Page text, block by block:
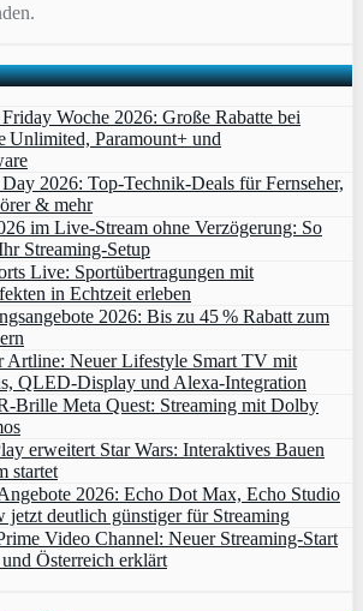
Woche 2026: Große Rabatte bei
Unlimited, Paramount+ und
2026: Top-Technik-Deals für Fernseher,
& mehr
im Live-Stream ohne Verzögerung: So
Streaming-Setup
Live: Sportübertragungen mit
in Echtzeit erleben
2026: Bis zu 45 % Rabatt zum
Artline: Neuer Lifestyle Smart TV mit
QLED‑Display und Alexa‑Integration
Brille Meta Quest: Streaming mit Dolby
erweitert Star Wars: Interaktives Bauen
startet
2026: Echo Dot Max, Echo Studio
jetzt deutlich günstiger für Streaming
Video Channel: Neuer Streaming‑Start
Österreich erklärt